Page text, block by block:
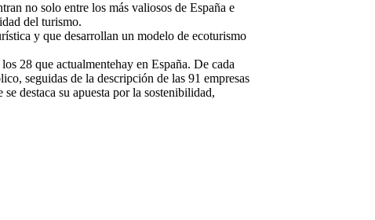
no solo entre los más valiosos de España e
del turismo.
y que desarrollan un modelo de ecoturismo
28 que actualmentehay en España. De cada
seguidas de la descripción de las 91 empresas
destaca su apuesta por la sostenibilidad,